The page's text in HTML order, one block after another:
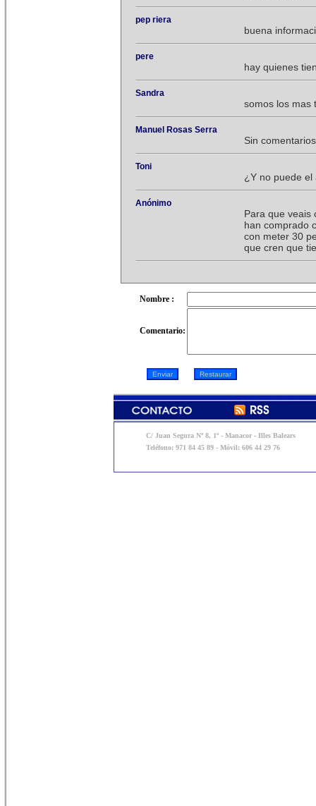
pep riera
buena
pere
hay quienes
Sandra
somos los mas
Manuel Rosas Serra
Sin
Toni
¿Y no puede
Anónimo
Para que veais
han comprado
con meter 30
que cren que
Nombre :
Comentario:
C/ Juan Segura Nº 8, 1º - Manacor - Illes Balears
Teléfono: 971 84 45 89 - Móvil: 606 44 29 76